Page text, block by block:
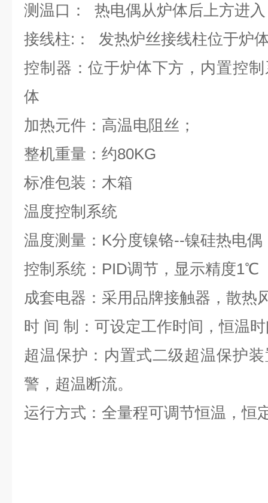
测温口：
热电偶从炉体后上方进
接线柱: ：
发热炉丝接线柱位于炉
控制器：位于炉体下方，内置控
体
加热元件：高温电阻丝；
整机重量：约80KG
标准包装：木箱
温度控制系统
温度测量： K分度镍铬--镍硅热电偶
控制系统： PID调节，显示精度1℃
成套电器：采用品牌接触器，散热
时 间 制：可设定工作时间，恒温
超温保护：内置式二级超温保护
警，超温断流。
运行方式：全量程可调节恒温，恒